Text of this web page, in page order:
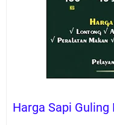
Harga Sapi Guling